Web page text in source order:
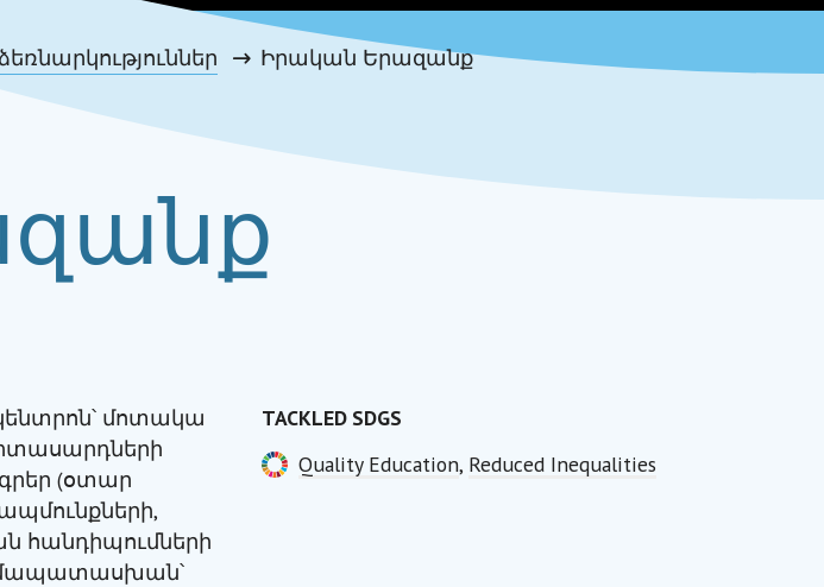
Իրական Երազանք
TACKLED SDGS
Quality Education, Reduced Inequalities
մոտակա
(օտար
հանդիպումների